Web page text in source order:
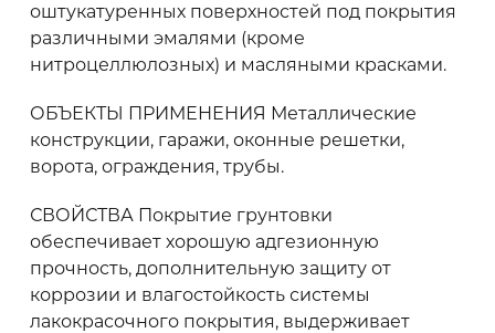
Рекомендуем приобретатьматериал с
запасом 10-20%
оштукатуренных поверхностей под покрытия
различными эмалями (кроме
нитроцеллюлозных) и масляными красками.
ОБЪЕКТЫ ПРИМЕНЕНИЯ Металлические
конструкции, гаражи, оконные решетки,
ворота, ограждения, трубы.
СВОЙСТВА Покрытие грунтовки
обеспечивает хорошую адгезионную
прочность, дополнительную защиту от
коррозии и влагостойкость системы
лакокрасочного покрытия, выдерживает